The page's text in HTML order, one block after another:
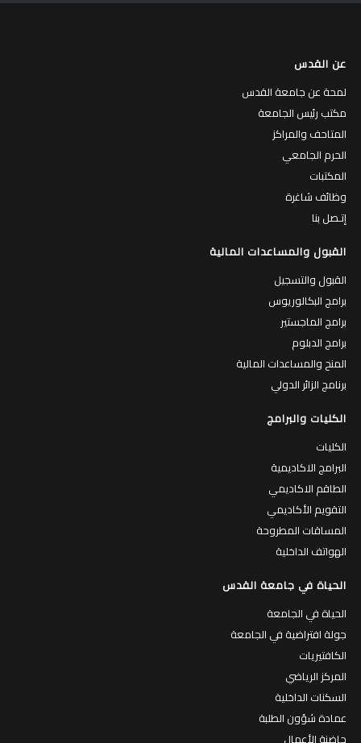
عن القدس
لمحة عن جامعة القدس
مكتب رئيس الجامعة
المتاحف والمراكز
الحرم الجامعي
المكتبات
وظائف شاغرة
إتـصل بنا
القبول والمساعدات المالية
القبول والتسجيل
برامج البكالوريوس
برامج الماجستير
برامج الدبلوم
المنح والمساعدات المالية
برنامج الزائر الدولي
الكليات والبرامج
الكليات
البرامج الاكاديمية
الطاقم الاكاديمي
التقويم الأكاديمي
المساقات المطروحة
الهواتف الداخلية
الحياة في جامعة القدس
الحياة في الجامعة
جولة افتراضية في الجامعة
الكافتيريات
المركز الرياضي
السكنات الداخلية
عمادة شؤون الطلبة
حاضنة الأعمال